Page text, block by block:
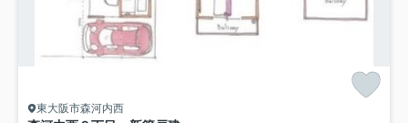
東大阪市森河内西